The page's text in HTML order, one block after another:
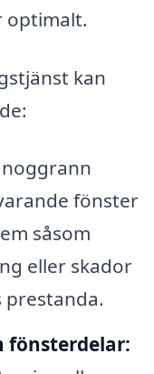
optimalt.
kan
noggrann
fönster
såsom
eller skador
prestanda.
fönsterdelar: